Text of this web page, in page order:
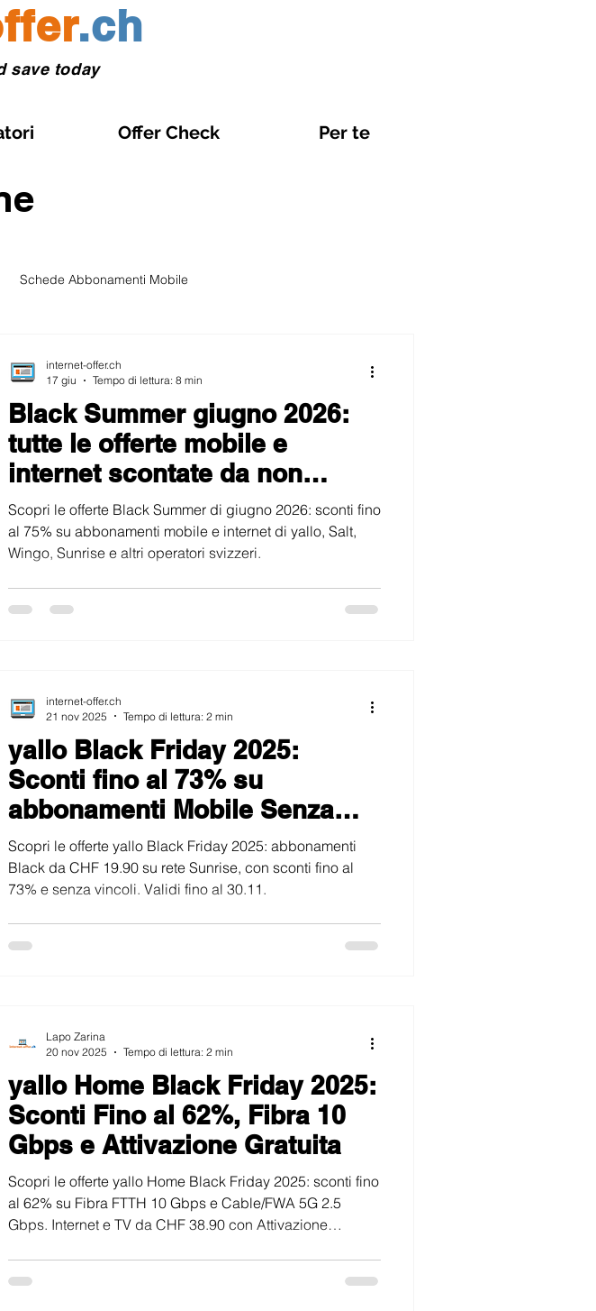
.ch
save today
Offer Check Per te
Schede Abbonamenti Mobile
Fibra Ottica Abbonamenti Internet in Promozione
Black Summer giugno 2026:
tutte le offerte mobile e
internet scontate da non
perdere
Scopri le offerte Black Summer di giugno 2026: sconti fino
al 75% su abbonamenti mobile e internet di yallo, Salt,
Wingo, Sunrise e altri operatori svizzeri.
internet-offer.ch
17 giu
Tempo di lettura: 8 min
yallo Black Friday 2025:
Sconti fino al 73% su
abbonamenti Mobile Senza
Vincoli
Scopri le offerte yallo Black Friday 2025: abbonamenti
Black da CHF 19.90 su rete Sunrise, con sconti fino al
73% e senza vincoli. Validi fino al 30.11.
internet-offer.ch
21 nov 2025
Tempo di lettura: 2 min
yallo Home Black Friday 2025:
Sconti Fino al 62%, Fibra 10
Gbps e Attivazione Gratuita
Scopri le offerte yallo Home Black Friday 2025: sconti fino
al 62% su Fibra FTTH 10 Gbps e Cable/FWA 5G 2.5
Gbps. Internet e TV da CHF 38.90 con Attivazione
Lapo Zarina
20 nov 2025
Tempo di lettura: 2 min